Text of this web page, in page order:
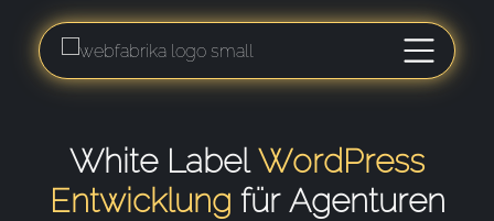
White LabelWordPress
Entwicklung für Agenturen